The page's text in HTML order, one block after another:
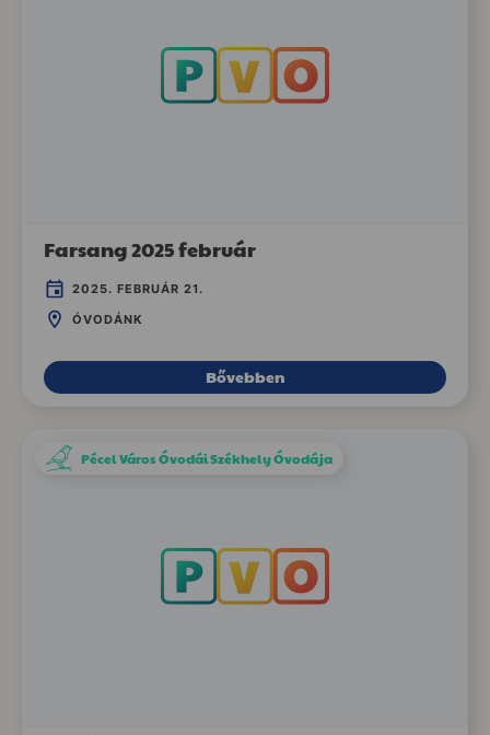
Farsang 2025 február
2025. FEBRUÁR 21.
ÓVODÁNK
Bővebben
Pécel Város Óvodái Székhely Óvodája